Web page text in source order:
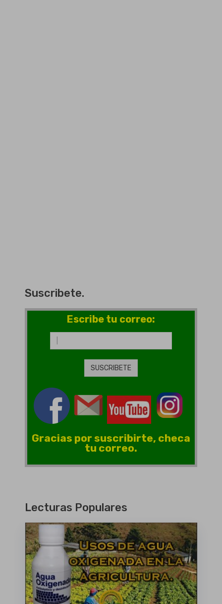
Suscribete.
Escribe tu correo:
Gracias por suscribirte, checa
tu correo.
Lecturas Populares